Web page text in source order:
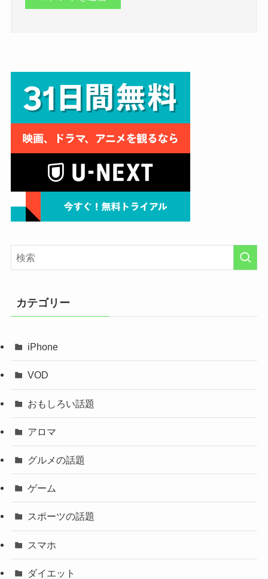
カテゴリー
iPhone
VOD
おもしろい話題
アロマ
グルメの話題
ゲーム
スポーツの話題
スマホ
ダイエット